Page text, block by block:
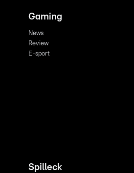
Gaming
News
Review
E-sport
Spilleck